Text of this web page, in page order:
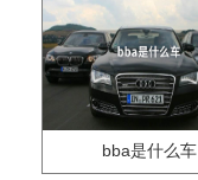
bba是什么车